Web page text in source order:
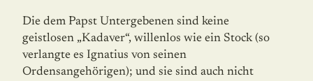
Die dem Papst Untergebenen sind keine
geistlosen „Kadaver“, willenlos wie ein Stock (so
verlangte es Ignatius von seinen
Ordensangehörigen); und sie sind auch nicht